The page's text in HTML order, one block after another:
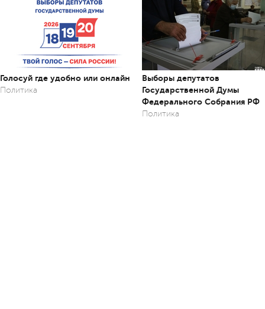
Голосуй где удобно или онлайн
Политика
Выборы депутатов
Государственной Думы
Федерального Собрания РФ
Политика